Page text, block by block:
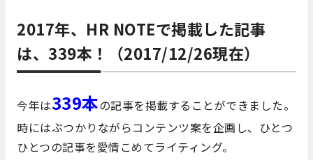
2017年、HR NOTEで掲載した記事
は、339本！（2017/12/26現在）
今年は339本の記事を掲載することができました。
時にはぶつかりながらコンテンツ案を企画し、ひとつ
ひとつの記事を愛情こめてライティング。